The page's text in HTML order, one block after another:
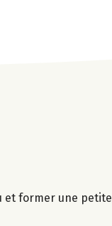
et former une petite